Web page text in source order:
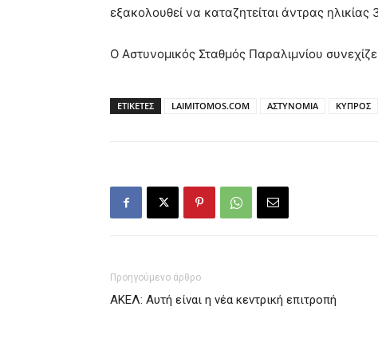
εξακολουθεί να καταζητείται άντρας ηλικίας
Ο Αστυνομικός Σταθμός Παραλιμνίου
ΕΤΙΚΕΤΕΣ LAIMITOMOS.COM ΑΣΤΥΝΟΜΙΑ ΚΥΠΡΟΣ
Προηγούμενο άρθρο
ΑΚΕΛ: Αυτή είναι η νέα κεντρική επιτροπή